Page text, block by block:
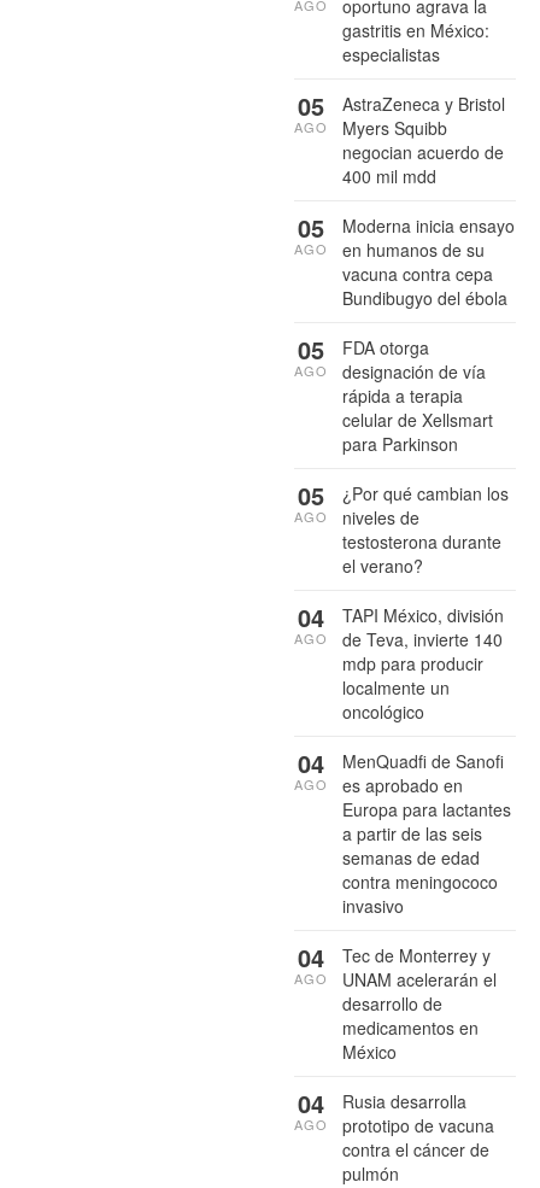
oportuno agrava la
gastritis en México:
especialistas
AGO
AstraZeneca y Bristol
Myers Squibb
negocian acuerdo de
400 mil mdd
05
AGO
Moderna inicia ensayo
en humanos de su
vacuna contra cepa
Bundibugyo del ébola
05
AGO
FDA otorga
designación de vía
rápida a terapia
celular de Xellsmart
para Parkinson
05
AGO
¿Por qué cambian los
niveles de
testosterona durante
el verano?
05
AGO
TAPI México, división
de Teva, invierte 140
mdp para producir
localmente un
oncológico
04
AGO
MenQuadfi de Sanofi
es aprobado en
Europa para lactantes
a partir de las seis
semanas de edad
contra meningococo
invasivo
04
AGO
Tec de Monterrey y
UNAM acelerarán el
desarrollo de
medicamentos en
México
04
AGO
Rusia desarrolla
prototipo de vacuna
contra el cáncer de
pulmón
04
AGO